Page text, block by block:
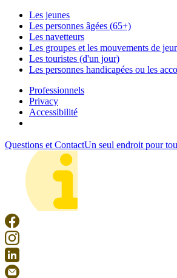
Les jeunes
Les personnes âgées (65+)
Les navetteurs
Les groupes et les mouvements de
Les touristes (d'un jour)
Les personnes handicapées ou les
Professionnels
Privacy
Accessibilité
Questions et ContactUn seul endroit pour